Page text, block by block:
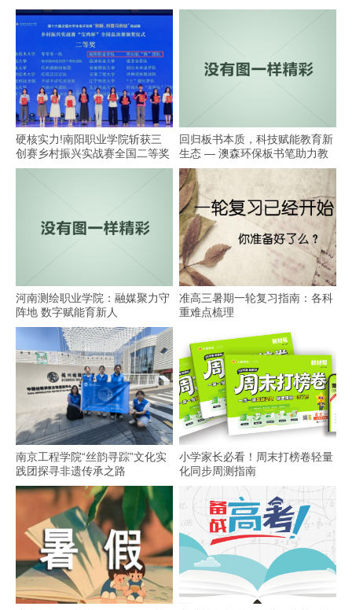
硬核实力!南阳职业学院斩获三
创赛乡村振兴实战赛全国二等奖
回归板书本质，科技赋能教育新
生态 — 澳森环保板书笔助力教
学
河南测绘职业学院：融媒聚力守
阵地 数字赋能育新人
准高三暑期一轮复习指南：各科
重难点梳理
南京工程学院“丝韵寻踪”文化实
践团探寻非遗传承之路
小学家长必看！周末打榜卷轻量
化同步周测指南